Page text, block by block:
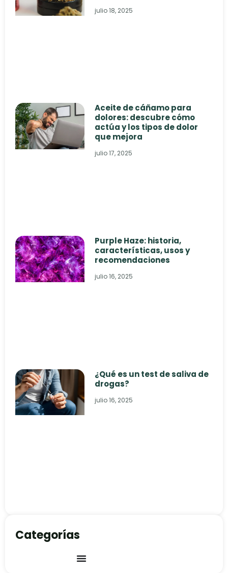
julio 18, 2025
Aceite de cáñamo para
dolores: descubre cómo
actúa y los tipos de dolor
que mejora
julio 17, 2025
Purple Haze: historia,
características, usos y
recomendaciones
julio 16, 2025
¿Qué es un test de saliva de
drogas?
julio 16, 2025
Categorías